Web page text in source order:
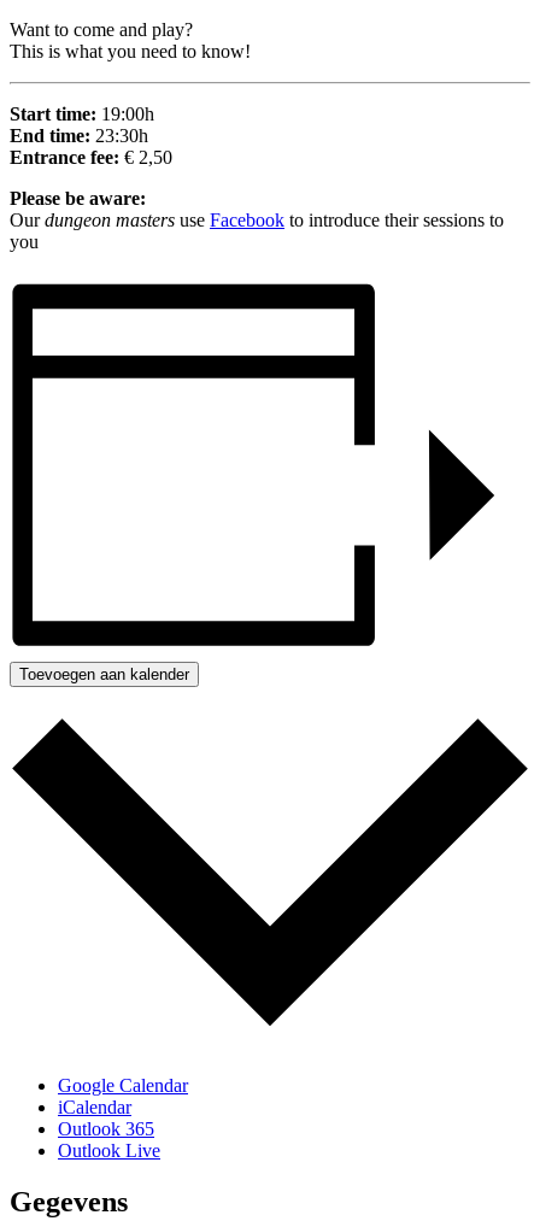
Want to come and play?
This is what you need to know!
Start time: 19:00h
End time: 23:30h
Entrance fee: € 2,50
Please be aware:
Ourdungeon masters use Facebook to introduce their sessions to
you
Toevoegen aan kalender
Google Calendar
iCalendar
Outlook 365
Outlook Live
Gegevens